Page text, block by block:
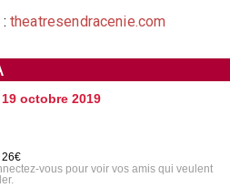
theatresendracenie.com
octobre 2019
26€
vous pour voir vos amis qui veulent